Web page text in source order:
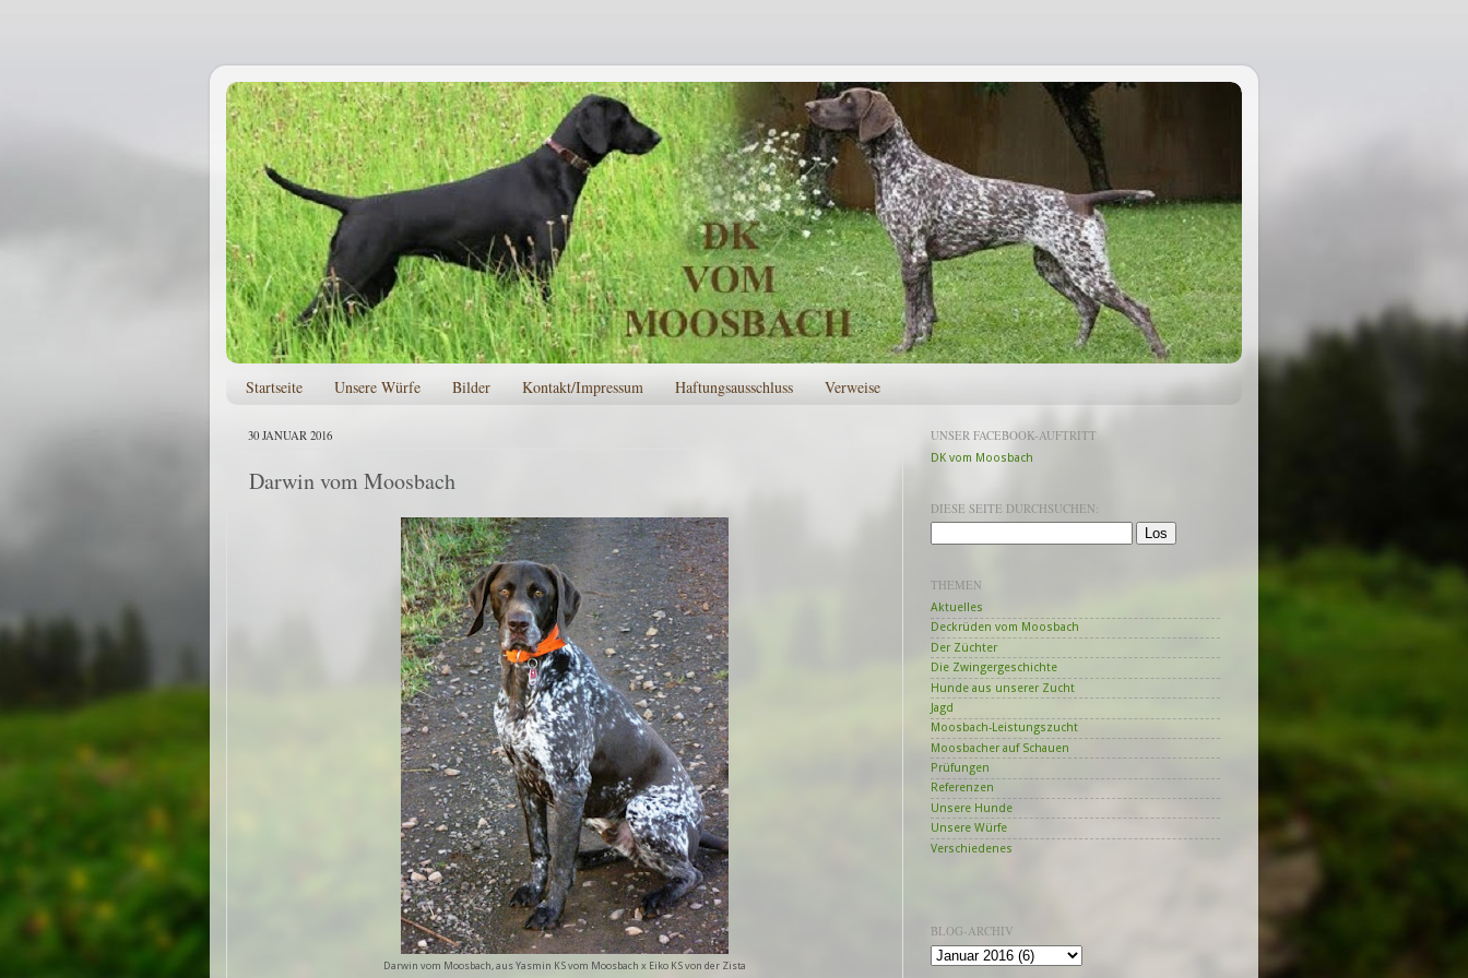
Startseite Unsere Würfe Bilder Kontakt/Impressum Haftungsausschluss Verweise
30 JANUAR 2016
Darwin vom Moosbach
Darwin vom Moosbach, aus Yasmin KS vom Moosbach x Eiko KS von der Zista
UNSER FACEBOOK-AUFTRITT
DK vom Moosbach
DIESE SEITE DURCHSUCHEN:
THEMEN
Aktuelles
Deckrüden vom Moosbach
Der Züchter
Die Zwingergeschichte
Hunde aus unserer Zucht
Jagd
Moosbach-Leistungszucht
Moosbacher auf Schauen
Prüfungen
Referenzen
Unsere Hunde
Unsere Würfe
Verschiedenes
BLOG-ARCHIV